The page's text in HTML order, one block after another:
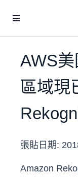
AWS
區域現
張貼日期:
Amazon